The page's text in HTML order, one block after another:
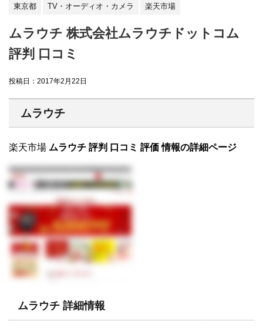
東京都 TV・オーディオ・カメラ 楽天市場
ムラウチ 株式会社ムラウチドットコム
評判 口コミ
投稿日： 2017年2月22日
ムラウチ
楽天市場 ムラウチ 評判 口コミ 評価 情報の詳細ページ
ムラウチ 詳細情報